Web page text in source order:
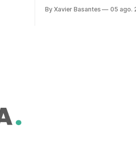
veto total del Ejecutivo en
By Xavier Basantes 05 ago.